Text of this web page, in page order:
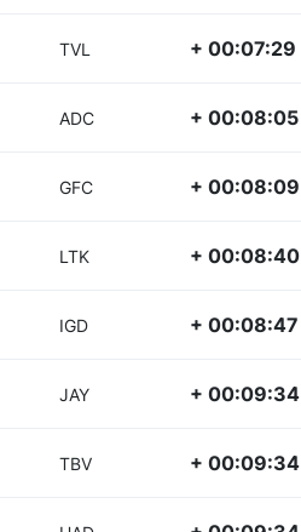
TVL + 00:07:29
ADC + 00:08:05
GFC + 00:08:09
LTK + 00:08:40
IGD + 00:08:47
JAY + 00:09:34
TBV + 00:09:34